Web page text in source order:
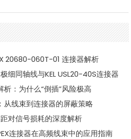
20680-060T-01 连接器解析
细同轴线与KEL USL20-40S连接器
：为什么“倒插”风险极高
从线束到连接器的屏蔽策略
对信号损耗的深度解析
连接器在高频线束中的应用指南